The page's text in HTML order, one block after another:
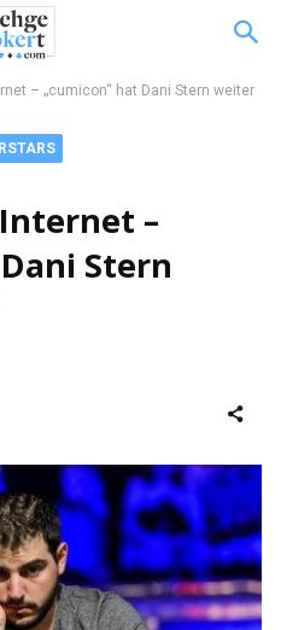
– „cumicon“ hat Dani Stern weiter
–
Stern